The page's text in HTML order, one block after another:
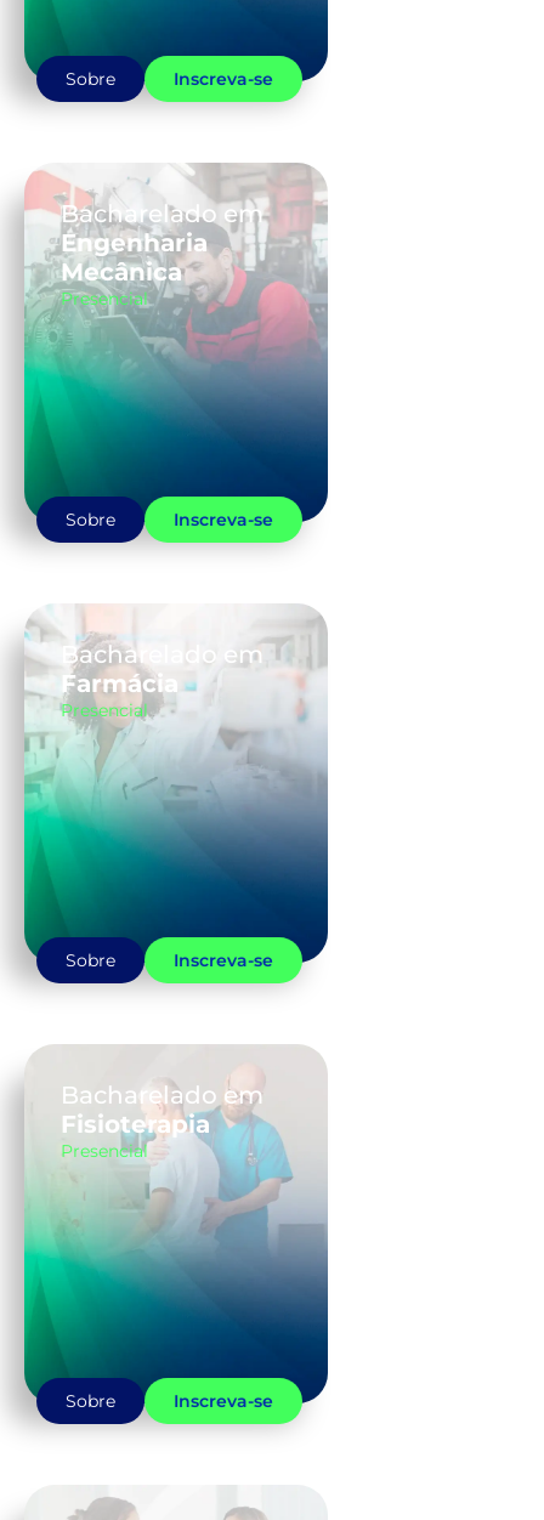
Sobre Inscreva-se
Bacharelado em
Engenharia
Mecânica
Presencial
Sobre Inscreva-se
Bacharelado em
Farmácia
Presencial
Sobre Inscreva-se
Bacharelado em
Fisioterapia
Presencial
Sobre Inscreva-se